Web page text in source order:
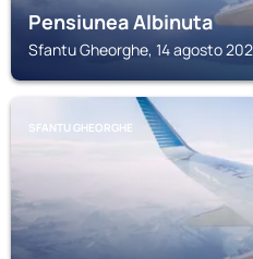
Pensiunea Albinuta
Sfantu Gheorghe, 14 agosto
SFANTU GHEORGHE